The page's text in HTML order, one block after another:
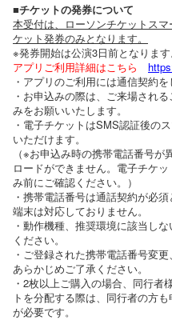
■チケットの発券について
本受付は、ローソンチケットス
ケット発券のみとなります。
※発券開始は公演3日前となります
アプリご利用詳細はこちら
・アプリのご利用には通信契約
・お申込みの際は、ご来場され
みをお願いいたします。
・電子チケットはSMS認証後の
いただけます。
（※お申込み時の携帯電話番号
ロードができません。電子チケ
み前にご確認ください。）
・携帯電話番号は通話契約が必
端末は対応しておりません。
・動作機種、推奨環境に該当し
ください。
・ご登録された携帯電話番号変
あらかじめご了承ください。
・2枚以上ご購入の場合、同行者
トを分配する際は、同行者の方
が必要です。